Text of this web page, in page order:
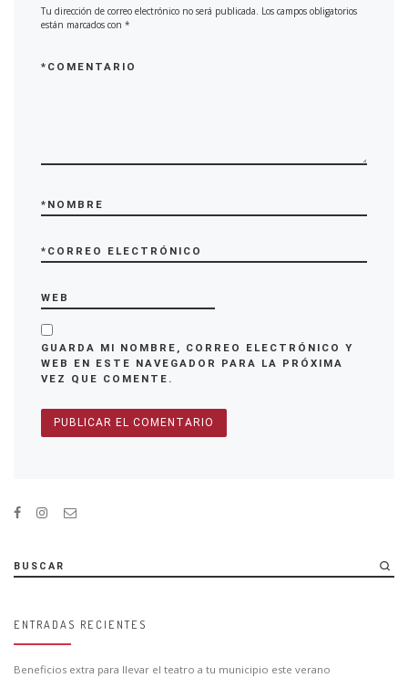
Tu dirección de correo electrónico no será publicada. Los campos obligatorios
están marcados con*
COMENTARIO
*
NOMBRE
*
CORREO ELECTRÓNICO
*
WEB
GUARDA MI NOMBRE, CORREO ELECTRÓNICO Y
WEB EN ESTE NAVEGADOR PARA LA PRÓXIMA
VEZ QUE COMENTE.
BUSCAR
ENTRADAS RECIENTES
Beneficios extra para llevar el teatro a tu municipio este verano